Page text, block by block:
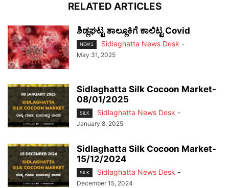
RELATED ARTICLES
ಶಿಡ್ಲಘಟ್ಟ ತಾಲ್ಲೂಕಿಗೆ ಕಾಲಿಟ್ಟ Covid
NEWS Sidlaghatta News Desk -
May 31, 2025
Sidlaghatta Silk Cocoon Market-
08/01/2025
SILK Sidlaghatta News Desk -
January 8, 2025
Sidlaghatta Silk Cocoon Market-
15/12/2024
SILK Sidlaghatta News Desk -
December 15, 2024